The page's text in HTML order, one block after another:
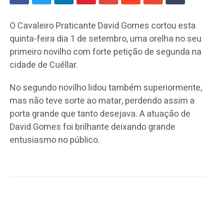
O Cavaleiro Praticante David Gomes cortou esta
quinta-feira dia 1 de setembro, uma orelha no seu
primeiro novilho com forte petição de segunda na
cidade de Cuéllar.
No segundo novilho lidou também superiormente,
mas não teve sorte ao matar, perdendo assim a
porta grande que tanto desejava. A atuação de
David Gomes foi brilhante deixando grande
entusiasmo no público.